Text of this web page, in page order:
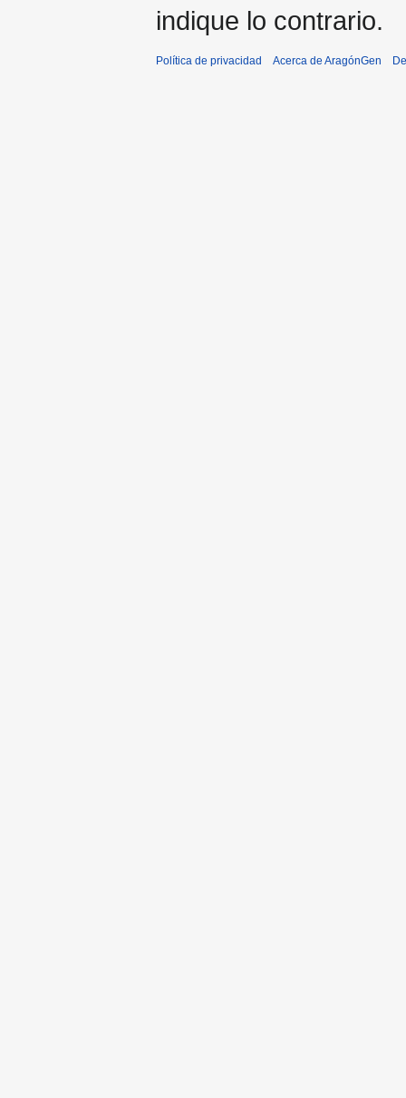
indique lo contrario.
Política de privacidad Acerca de AragónGen